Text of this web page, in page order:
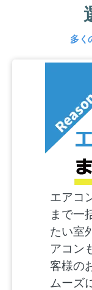
多く
エアコ
まで一
たい室
アコン
客様の
ムーズ